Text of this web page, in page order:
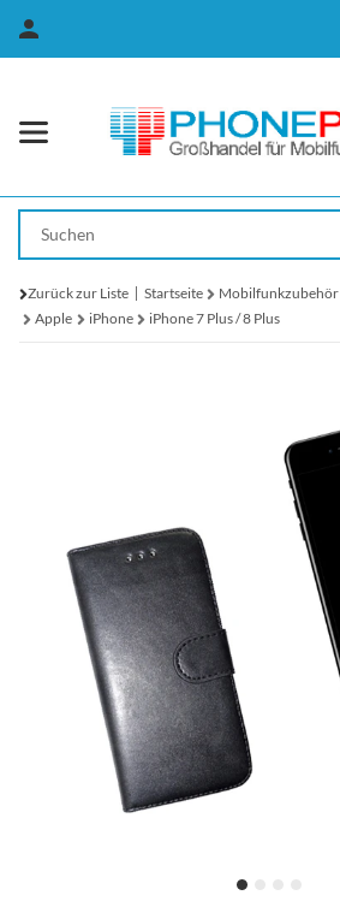
Zurück zur Liste Startseite Mobilfunkzubehör
Apple
iPhone iPhone 7 Plus / 8 Plus